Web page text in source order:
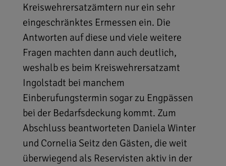
Kreiswehrersatzämtern nur ein sehr
eingeschränktes Ermessen ein. Die
Antworten auf diese und viele weitere
Fragen machten dann auch deutlich,
weshalb es beim Kreiswehrersatzamt
Ingolstadt bei manchem
Einberufungstermin sogar zu Engpässen
bei der Bedarfsdeckung kommt. Zum
Abschluss beantworteten Daniela Winter
und Cornelia Seitz den Gästen, die weit
überwiegend als Reservisten aktiv in der